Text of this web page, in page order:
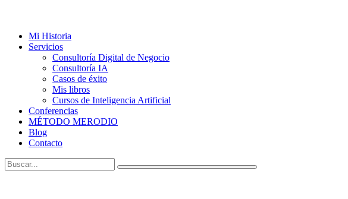
Mi Historia
Servicios
Consultoría Digital de Negocio
Consultoría IA
Casos de éxito
Mis libros
Cursos de Inteligencia Artificial
Conferencias
MÉTODO MERODIO
Blog
Contacto